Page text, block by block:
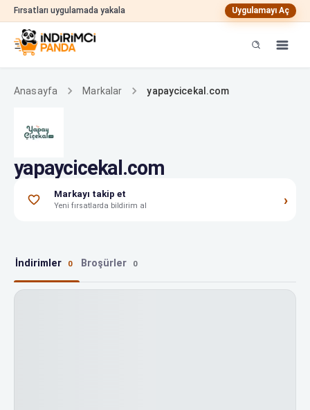
Fırsatları uygulamada yakala Uygulamayı Aç
Anasayfa Markalar yapaycicekal.com
yapaycicekal.com
Markayı takip et
Yeni fırsatlarda bildirim al ›
İndirimler 0 Broşürler 0
yapaycicekal.com indirimleri